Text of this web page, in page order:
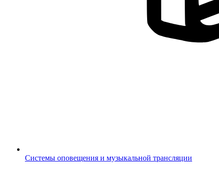
Системы оповещения и музыкальной трансляции